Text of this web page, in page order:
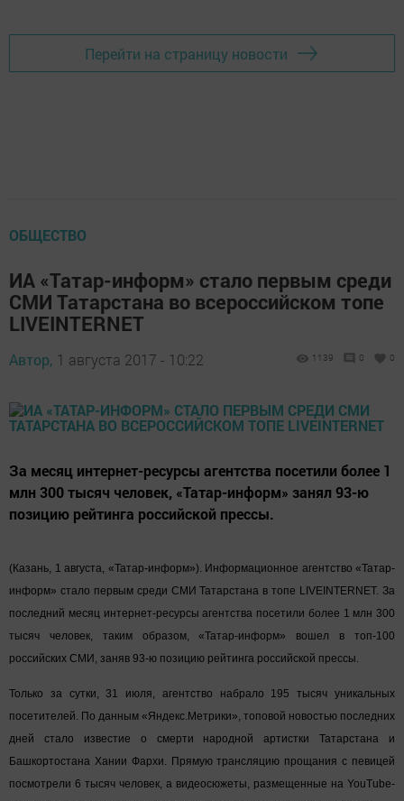
Перейти на страницу новости
ОБЩЕСТВО
ИА «Татар-информ» стало первым среди
СМИ Татарстана во всероссийском топе
LIVEINTERNET
Автор, 1 августа 2017 - 10:22 1139 0 0
За месяц интернет-ресурсы агентства посетили более 1
млн 300 тысяч человек, «Татар-информ» занял 93-ю
позицию рейтинга российской прессы.
(Казань, 1 августа, «Татар-информ»). Информационное агентство «Татар-
информ» стало первым среди СМИ Татарстана в топе LIVEINTERNET. За
последний месяц интернет-ресурсы агентства посетили более 1 млн 300
тысяч человек, таким образом, «Татар-информ» вошел в топ-100
российских СМИ, заняв 93-ю позицию рейтинга российской прессы.
Только за сутки, 31 июля, агентство набрало 195 тысяч уникальных
посетителей. По данным «Яндекс.Метрики», топовой новостью последних
дней стало известие о смерти народной артистки Татарстана и
Башкортостана Хании Фархи. Прямую трансляцию прощания с певицей
посмотрели 6 тысяч человек, а видеосюжеты, размещенные на YouTube-